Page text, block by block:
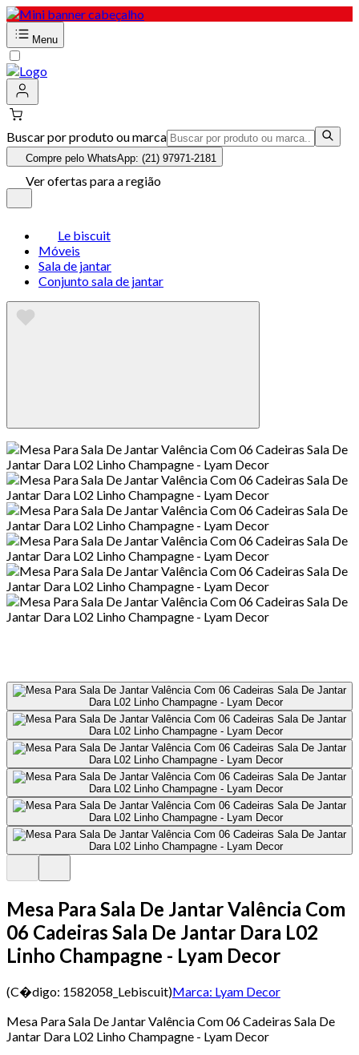
Menu
Buscar por produto ou marca
Compre pelo WhatsApp: (21) 97971-2181
Ver ofertas para a região
Le biscuit
Móveis
Sala de jantar
Conjunto sala de jantar
Mesa Para Sala De Jantar Valência Com
06 Cadeiras Sala De Jantar Dara L02
Linho Champagne - Lyam Decor
(C�digo: 1582058_Lebiscuit)Marca: Lyam Decor
Mesa Para Sala De Jantar Valência Com 06 Cadeiras Sala De
Jantar Dara L02 Linho Champagne - Lyam Decor